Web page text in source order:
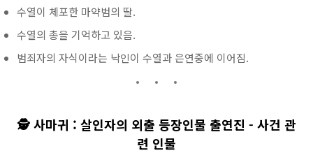
수열이 체포한 마약범의 딸.
수열의 총을 기억하고 있음.
범죄자의 자식이라는 낙인이 수열과 은연중에 이어짐.
🕵️ 사마귀 : 살인자의 외출 등장인물 출연진 - 사건 관
련 인물